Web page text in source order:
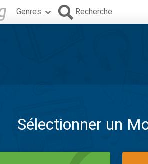
Genres Recherche
Sélectionner un